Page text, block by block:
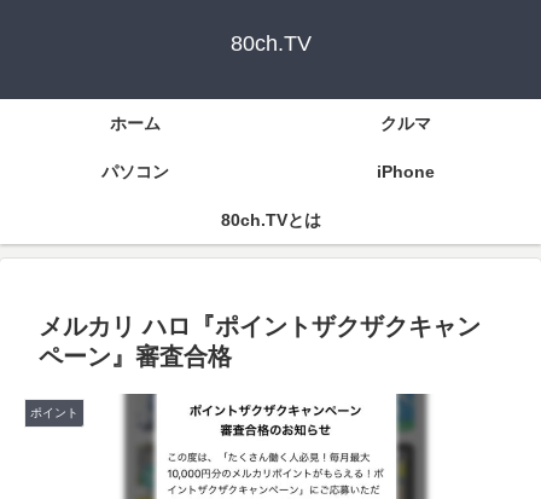
80ch.TV
ホーム クルマ
パソコン iPhone
80ch.TVとは
メルカリ ハロ『ポイントザクザクキャン
ペーン』審査合格
ポイント